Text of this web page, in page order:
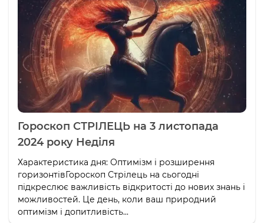
Гороскоп СТРІЛЕЦЬ на 3 листопада
2024 року Неділя
Характеристика дня: Оптимізм і розширення
горизонтівГороскоп Стрілець на сьогодні
підкреслює важливість відкритості до нових знань і
можливостей. Це день, коли ваш природний
оптимізм і допитливість...